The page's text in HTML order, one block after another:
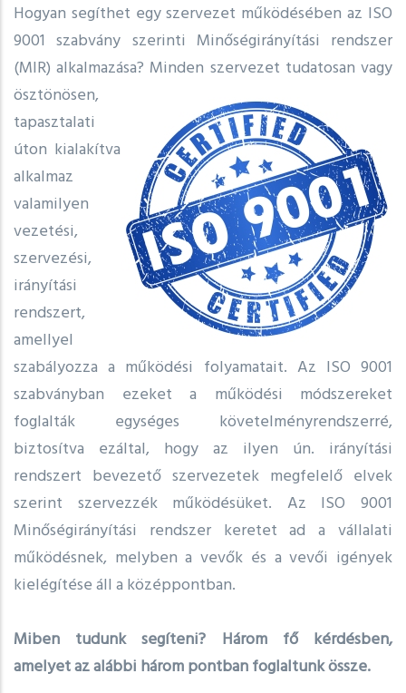
Hogyan segíthet egy szervezet működésében az ISO
9001 szabvány szerinti Minőségirányítási rendszer
(MIR) alkalmazása? Minden szervezet tudatosan vagy
ösztönösen,
tapasztalati
úton kialakítva
alkalmaz
valamilyen
vezetési,
szervezési,
irányítási
rendszert,
amellyel
szabályozza a működési folyamatait. Az ISO 9001
szabványban ezeket a működési módszereket
foglalták egységes követelményrendszerré,
biztosítva ezáltal, hogy az ilyen ún. irányítási
rendszert bevezető szervezetek megfelelő elvek
szerint szervezzék működésüket. Az ISO 9001
Minőségirányítási rendszer keretet ad a vállalati
működésnek, melyben a vevők és a vevői igények
kielégítése áll a középpontban.
Miben tudunk segíteni? Három fő kérdésben,
amelyet az alábbi három pontban foglaltunk össze.